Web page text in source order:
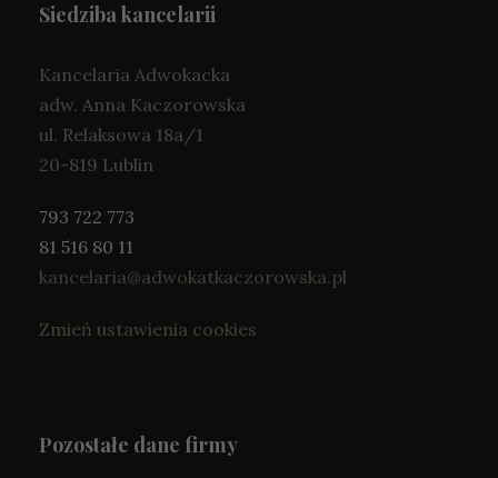
Siedziba kancelarii
Kancelaria Adwokacka
adw. Anna Kaczorowska
ul. Relaksowa 18a/1
20-819 Lublin
793 722 773
81 516 80 11
kancelaria@adwokatkaczorowska.pl
Zmień ustawienia cookies
Pozostałe dane firmy